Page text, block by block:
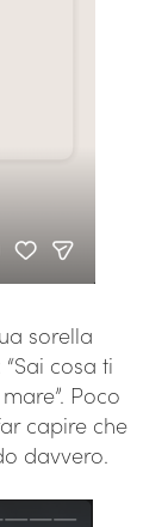
sorella
cosa ti
Poco
capire che
davvero.